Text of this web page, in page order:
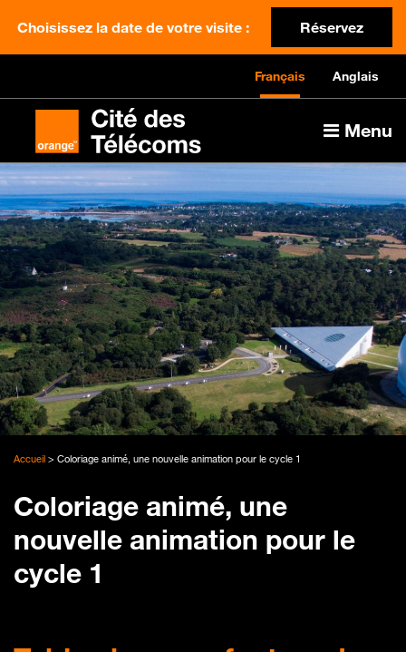
Choisissez la date de votre visite : Réservez
Français Anglais
Menu
Accueil > Coloriage animé, une nouvelle animation pour le cycle 1
Coloriage animé, une
nouvelle animation pour le
cycle 1